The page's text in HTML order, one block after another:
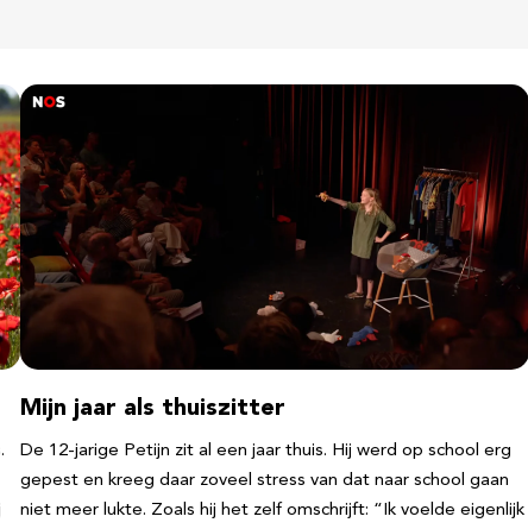
Mijn jaar als thuiszitter
De 12-jarige Petijn zit al een jaar thuis. Hij werd op school erg
gepest en kreeg daar zoveel stress van dat naar school gaan
niet meer lukte. Zoals hij het zelf omschrijft: “Ik voelde eigenlijk